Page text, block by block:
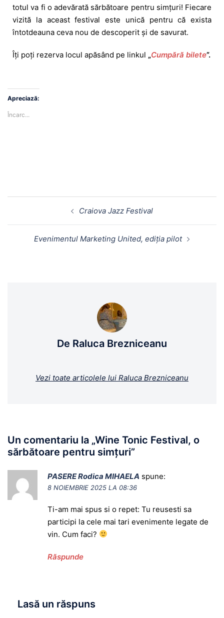
totul va fi o adevărată sărbătoare pentru simțuri! Fiecare
vizită la aceast festival este unică pentru că exista
întotdeauna ceva nou de descoperit și de savurat.
Îți poți rezerva locul apăsând pe linkul „Cumpără bilete”.
Apreciază:
Încarc...
Craiova Jazz Festival
Evenimentul Marketing United, ediția pilot
De Raluca Brezniceanu
Vezi toate articolele lui Raluca Brezniceanu
Un comentariu la „Wine Tonic Festival, o
sărbătoare pentru simțuri”
PASERE Rodica MIHAELA spune:
8 NOIEMBRIE 2025 LA 08:36
Ti-am mai spus si o repet: Tu reusesti sa
participi la cele mai tari evenimente legate de
vin. Cum faci?
Răspunde
Lasă un răspuns